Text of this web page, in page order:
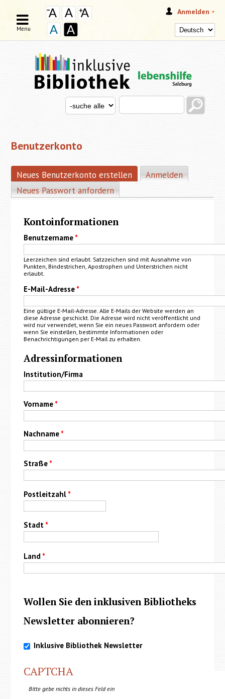
Anmelden
SUCHFORMULAR
Search this site
Search for
Menu
Benutzerkonto
HAUPT-REITER
Neues Benutzerkonto erstellen (aktiver Reiter)
Anmelden
Neues Passwort anfordern
Kontoinformationen
Benutzername *
Leerzeichen sind erlaubt. Satzzeichen sind mit Ausnahme von
Punkten, Bindestrichen, Apostrophen und Unterstrichen nicht
erlaubt.
E-Mail-Adresse *
Eine gültige E-Mail-Adresse. Alle E-Mails der Website werden an
diese Adresse geschickt. Die Adresse wird nicht veröffentlicht und
wird nur verwendet, wenn Sie ein neues Passwort anfordern oder
wenn Sie einstellen, bestimmte Informationen oder
Benachrichtigungen per E-Mail zu erhalten.
Adressinformationen
Institution/Firma
Vorname *
Nachname *
Straße *
Postleitzahl *
Stadt *
Land *
Wollen Sie den inklusiven Bibliotheks
Newsletter abonnieren?
Inklusive Bibliothek Newsletter
CAPTCHA
Bitte gebe nichts in dieses Feld ein